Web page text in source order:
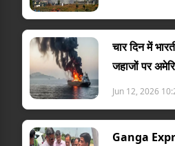
चार दिन में
जहाजों पर
विरोध
Jun 12, 2026
Ganga